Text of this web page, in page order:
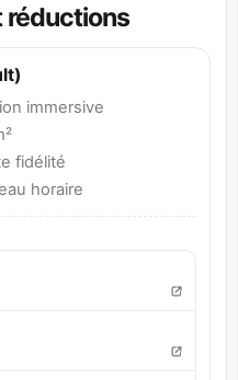
réductions
immersive
fidélité
horaire